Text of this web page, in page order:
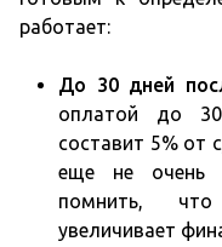
работает:
До 30 дней
оплатой до
составит 5% от
еще не очень
помнить,
увеличивает